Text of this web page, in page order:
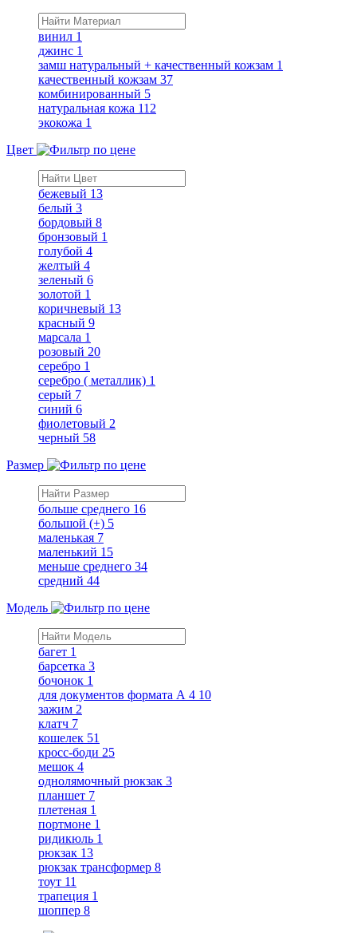
винил 1
джинс 1
замш натуральный + качественный кожзам 1
качественный кожзам 37
комбинированный 5
натуральная кожа 112
экокожа 1
Цвет
бежевый 13
белый 3
бордовый 8
бронзовый 1
голубой 4
желтый 4
зеленый 6
золотой 1
коричневый 13
красный 9
марсала 1
розовый 20
серебро 1
серебро ( металлик) 1
серый 7
синий 6
фиолетовый 2
черный 58
Размер
больше среднего 16
большой (+) 5
маленькая 7
маленький 15
меньше среднего 34
средний 44
Модель
багет 1
барсетка 3
бочонок 1
для документов формата А 4 10
зажим 2
клатч 7
кошелек 51
кросс-боди 25
мешок 4
однолямочный рюкзак 3
планшет 7
плетеная 1
портмоне 1
ридикюль 1
рюкзак 13
рюкзак трансформер 8
тоут 11
трапеция 1
шоппер 8